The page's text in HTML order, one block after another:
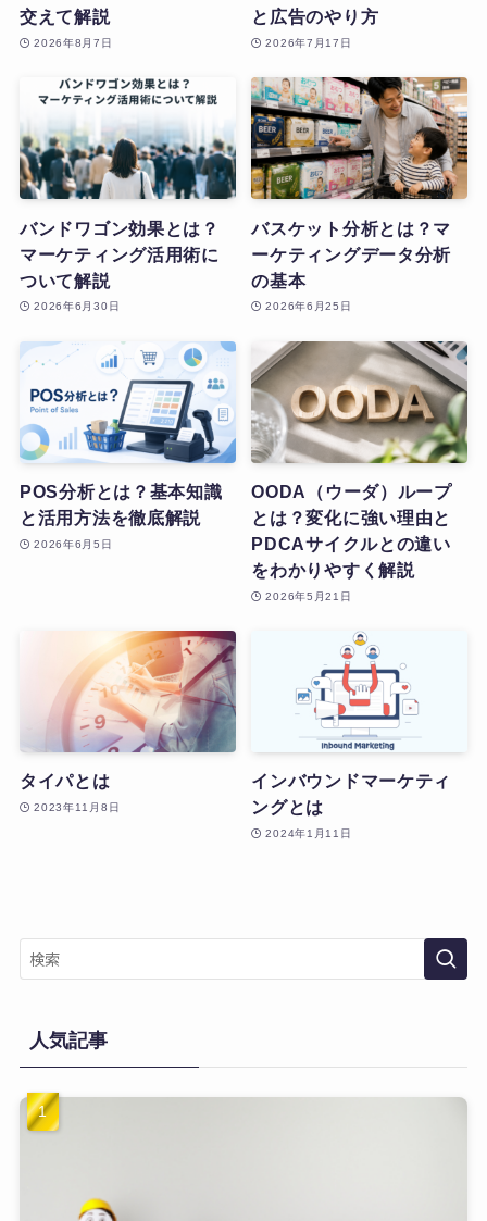
交えて解説
2026年8月7日
と広告のやり方
2026年7月17日
バンドワゴン効果とは？
マーケティング活用術に
ついて解説
2026年6月30日
バスケット分析とは？マ
ーケティングデータ分析
の基本
2026年6月25日
POS分析とは？基本知識
と活用方法を徹底解説
2026年6月5日
OODA（ウーダ）ループ
とは？変化に強い理由と
PDCAサイクルとの違い
をわかりやすく解説
2026年5月21日
タイパとは
2023年11月8日
インバウンドマーケティ
ングとは
2024年1月11日
人気記事